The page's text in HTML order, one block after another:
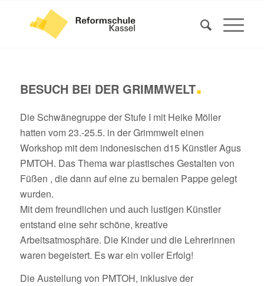
BESUCH BEI DER GRIMMWELT.
Die Schwänegruppe der Stufe I mit Heike Möller
hatten vom 23.-25.5. in der Grimmwelt einen
Workshop mit dem indonesischen d15 Künstler Agus
PMTOH. Das Thema war plastisches Gestalten von
Füßen , die dann auf eine zu bemalen Pappe gelegt
wurden.
Mit dem freundlichen und auch lustigen Künstler
entstand eine sehr schöne, kreative
Arbeitsatmosphäre. Die Kinder und die Lehrerinnen
waren begeistert. Es war ein voller Erfolg!
Die Austellung von PMTOH, inklusive der